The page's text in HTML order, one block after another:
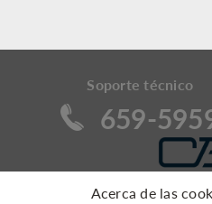
Soporte técnico
659-
Acerca de las